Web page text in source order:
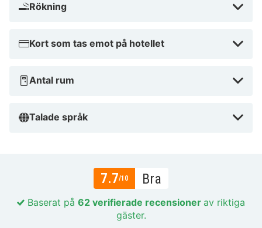
Rökning
Kort som tas emot på hotellet
Antal rum
Talade språk
7.7/10 Bra
Baserat på 62 verifierade recensioner av riktiga
gäster.